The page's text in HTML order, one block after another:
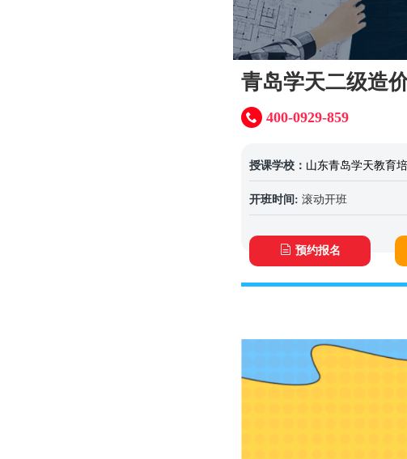
青岛学天二级造
400-0929-859
授课学校： 山东青岛学天教育培
开班时间: 滚动开班
预约报名